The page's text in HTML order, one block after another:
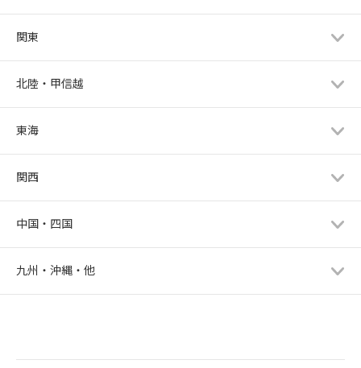
関東
北陸・甲信越
東海
関西
中国・四国
九州・沖縄・他